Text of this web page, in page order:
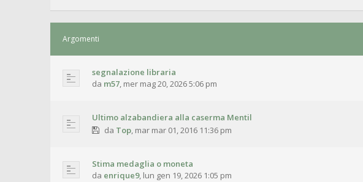
Argomenti
segnalazione libraria
da m57, mer mag 20, 2026 5:06 pm
Ultimo alzabandiera alla caserma Mentil
da Top, mar mar 01, 2016 11:36 pm
Stima medaglia o moneta
da enrique9, lun gen 19, 2026 1:05 pm